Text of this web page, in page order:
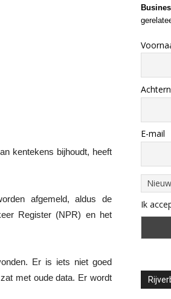
kentekens bijhoudt, heeft
afgemeld, aldus de
Register (NPR) en het
Er is iets niet goed
met oude data. Er wordt
E-mail
Ik